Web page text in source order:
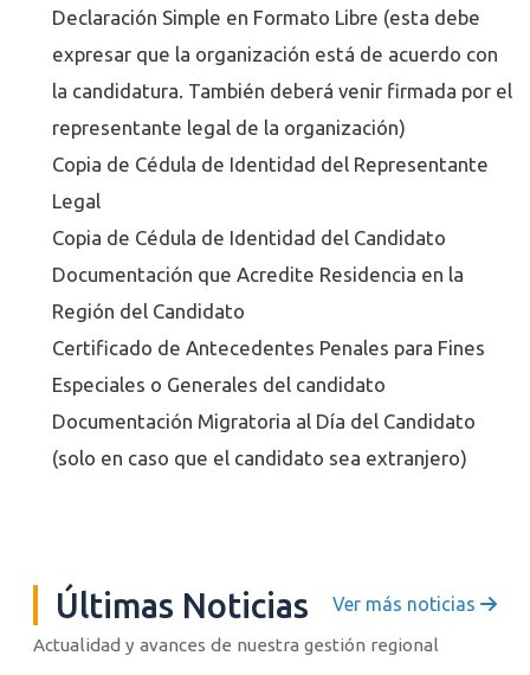
Declaración Simple en Formato Libre (esta debe
expresar que la organización está de acuerdo con
la candidatura. También deberá venir firmada por el
representante legal de la organización)
Copia de Cédula de Identidad del Representante
Legal
Copia de Cédula de Identidad del Candidato
Documentación que Acredite Residencia en la
Región del Candidato
Certificado de Antecedentes Penales para Fines
Especiales o Generales del candidato
Documentación Migratoria al Día del Candidato
(solo en caso que el candidato sea extranjero)
Últimas Noticias Ver más noticias
Actualidad y avances de nuestra gestión regional